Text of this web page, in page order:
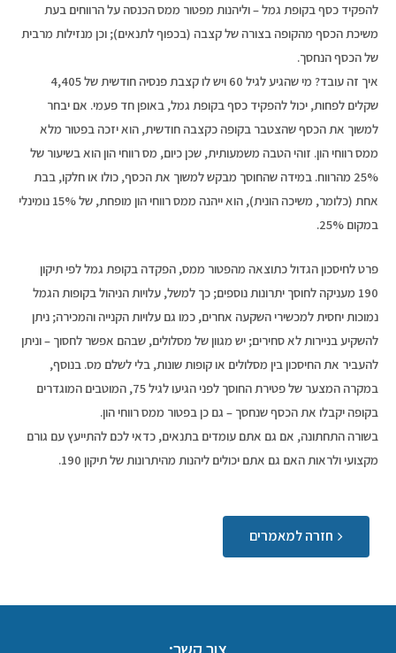
להפקיד כסף בקופת גמל – וליהנות מפטור ממס הכנסה על הרווחים בעת
משיכת הכסף מהקופה בצורה של קצבה (בכפוף לתנאים); וכן מנזילות מרבית
של הכסף הנחסך.
איך זה עובד? מי שהגיע לגיל 60 ויש לו קצבת פנסיה חודשית של 4,405
שקלים לפחות, יכול להפקיד כסף בקופת גמל, באופן חד פעמי. אם יבחר
למשוך את הכסף שהצטבר בקופה כקצבה חודשית, הוא יזכה בפטור מלא
ממס רווחי הון. זוהי הטבה משמעותית, שכן כיום, מס רווחי הון הוא בשיעור של
25% מהרווח. במידה שהחוסך מבקש למשוך את הכסף, כולו או חלקו, בבת
אחת (כלומר, משיכה הונית), הוא ייהנה ממס רווחי הון מופחת, של 15% נומינלי
במקום 25%.
פרט לחיסכון הגדול כתוצאה מהפטור ממס, הפקדה בקופת גמל לפי תיקון
190 מעניקה לחוסך יתרונות נוספים; כך למשל, עלויות הניהול בקופות הגמל
נמוכות יחסית למכשירי השקעה אחרים, כמו גם עלויות הקנייה והמכירה; ניתן
להשקיע בניירות לא סחירים; יש מגוון של מסלולים, שבהם אפשר לחסוך – וניתן
להעביר את החיסכון בין מסלולים או קופות שונות, בלי לשלם מס. בנוסף,
במקרה המצער של פטירת החוסך לפני הגיעו לגיל 75, המוטבים המוגדרים
בקופה יקבלו את הכסף שנחסך – גם כן בפטור ממס רווחי הון.
בשורה התחתונה, אם גם אתם עומדים בתנאים, כדאי לכם להתייעץ עם גורם
מקצועי ולראות האם גם אתם יכולים ליהנות מהיתרונות של תיקון 190.
חזרה למאמרים